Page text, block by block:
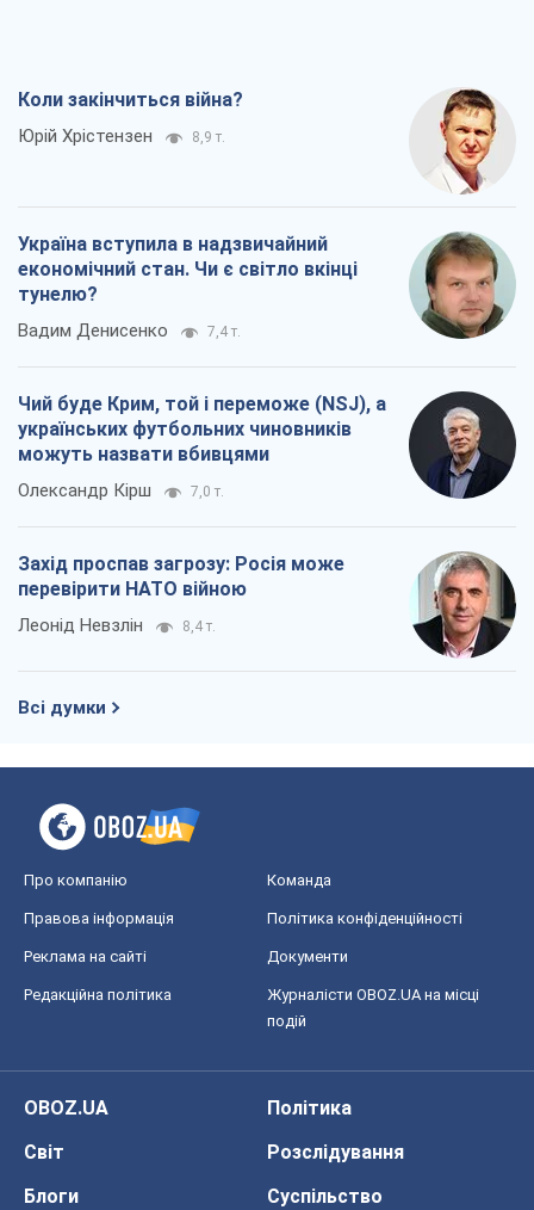
Коли закінчиться війна?
Юрій Хрістензен 8,9 т.
Україна вступила в надзвичайний
економічний стан. Чи є світло вкінці
тунелю?
Вадим Денисенко 7,4 т.
Чий буде Крим, той і переможе (NSJ), а
українських футбольних чиновників
можуть назвати вбивцями
Олександр Кірш 7,0 т.
Захід проспав загрозу: Росія може
перевірити НАТО війною
Леонід Невзлін 8,4 т.
Всі думки
Про компанію Команда
Правова інформація Політика конфіденційності
Реклама на сайті Документи
Редакційна політика
Журналісти OBOZ.UA на місці
подій
OBOZ.UA
Політика
Світ
Розслідування
Блоги
Суспільство